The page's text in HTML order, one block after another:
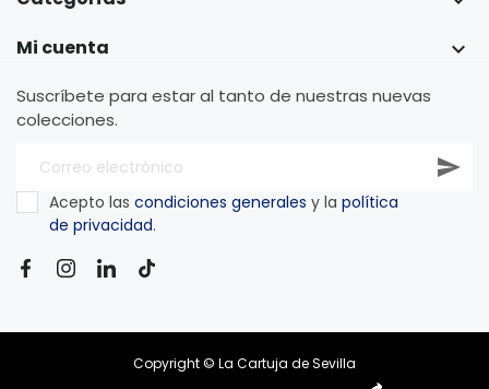
Mi cuenta 
Suscríbete para estar al tanto de nuestras nuevas
colecciones.
Acepto las condiciones generales y la política
de privacidad.
Copyright © La Cartuja de Sevilla